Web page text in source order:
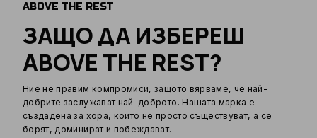
ABOVE THE REST
ЗАЩО ДА ИЗБЕРЕШ
ABOVE THE REST?
Ние не правим компромиси, защото вярваме, че най-
добрите заслужават най-доброто. Нашата марка е
създадена за хора, които не просто съществуват, а се
борят, доминират и побеждават.